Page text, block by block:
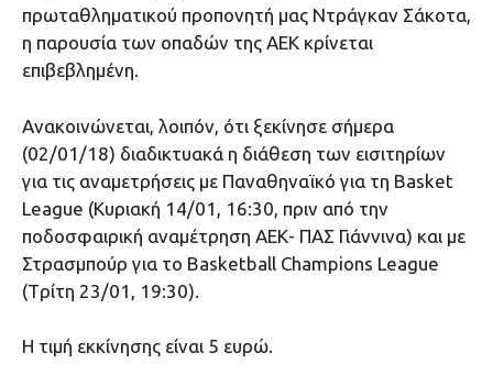
πρωταθληματικού προπονητή μας Ντράγκαν Σάκοτα,
η παρουσία των οπαδών της ΑΕΚ κρίνεται
επιβεβλημένη.
Ανακοινώνεται, λοιπόν, ότι ξεκίνησε σήμερα
(02/01/18) διαδικτυακά η διάθεση των εισιτηρίων
για τις αναμετρήσεις με Παναθηναϊκό για τη Basket
League (Κυριακή 14/01, 16:30, πριν από την
ποδοσφαιρική αναμέτρηση ΑΕΚ- ΠΑΣ Γιάννινα) και με
Στρασμπούρ για το Basketball Champions League
(Tρίτη 23/01, 19:30).
Η τιμή εκκίνησης είναι 5 ευρώ.